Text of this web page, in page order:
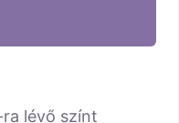
ra lévő színt